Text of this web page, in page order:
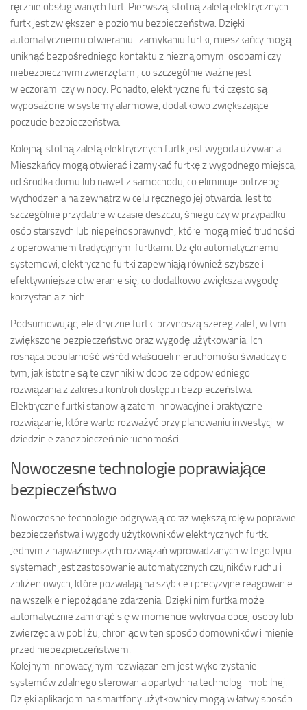
ręcznie obsługiwanych furt. Pierwszą istotną zaletą elektrycznych
furtk jest zwiększenie poziomu bezpieczeństwa. Dzięki
automatycznemu otwieraniu i zamykaniu furtki, mieszkańcy mogą
uniknąć bezpośredniego kontaktu z nieznajomymi osobami czy
niebezpiecznymi zwierzętami, co szczególnie ważne jest
wieczorami czy w nocy. Ponadto, elektryczne furtki często są
wyposażone w systemy alarmowe, dodatkowo zwiększające
poczucie bezpieczeństwa.
Kolejną istotną zaletą elektrycznych furtk jest wygoda używania.
Mieszkańcy mogą otwierać i zamykać furtkę z wygodnego miejsca,
od środka domu lub nawet z samochodu, co eliminuje potrzebę
wychodzenia na zewnątrz w celu ręcznego jej otwarcia. Jest to
szczególnie przydatne w czasie deszczu, śniegu czy w przypadku
osób starszych lub niepełnosprawnych, które mogą mieć trudności
z operowaniem tradycyjnymi furtkami. Dzięki automatycznemu
systemowi, elektryczne furtki zapewniają również szybsze i
efektywniejsze otwieranie się, co dodatkowo zwiększa wygodę
korzystania z nich.
Podsumowując, elektryczne furtki przynoszą szereg zalet, w tym
zwiększone bezpieczeństwo oraz wygodę użytkowania. Ich
rosnąca popularność wśród właścicieli nieruchomości świadczy o
tym, jak istotne są te czynniki w doborze odpowiedniego
rozwiązania z zakresu kontroli dostępu i bezpieczeństwa.
Elektryczne furtki stanowią zatem innowacyjne i praktyczne
rozwiązanie, które warto rozważyć przy planowaniu inwestycji w
dziedzinie zabezpieczeń nieruchomości.
Nowoczesne technologie poprawiające
bezpieczeństwo
Nowoczesne technologie odgrywają coraz większą rolę w poprawie
bezpieczeństwa i wygody użytkowników elektrycznych furtk.
Jednym z najważniejszych rozwiązań wprowadzanych w tego typu
systemach jest zastosowanie automatycznych czujników ruchu i
zbliżeniowych, które pozwalają na szybkie i precyzyjne reagowanie
na wszelkie niepożądane zdarzenia. Dzięki nim furtka może
automatycznie zamknąć się w momencie wykrycia obcej osoby lub
zwierzęcia w pobliżu, chroniąc w ten sposób domowników i mienie
przed niebezpieczeństwem.
Kolejnym innowacyjnym rozwiązaniem jest wykorzystanie
systemów zdalnego sterowania opartych na technologii mobilnej.
Dzięki aplikacjom na smartfony użytkownicy mogą w łatwy sposób